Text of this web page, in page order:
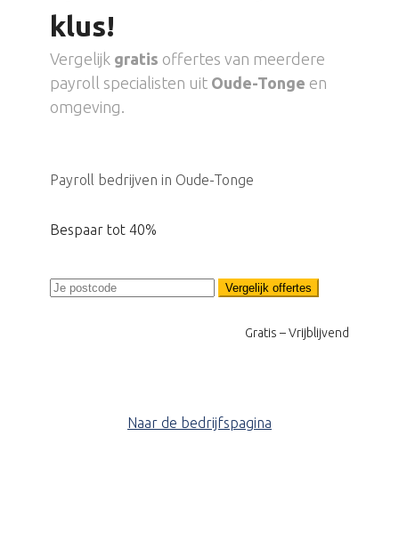
klus!
Vergelijk gratis offertes van meerdere
payroll specialisten uit Oude-Tonge en
omgeving.
Payroll bedrijven in Oude-Tonge
Bespaar tot 40%
Vergelijk offertes
Gratis – Vrijblijvend
Naar de bedrijfspagina